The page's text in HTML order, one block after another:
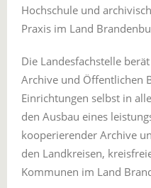
Hochschule und
Praxis im Land
Die Landesfachstelle
Archive und Öffentlichen
Einrichtungen selbst in
den Ausbau eines
kooperierender Archive
den Landkreisen,
Kommunen im Land